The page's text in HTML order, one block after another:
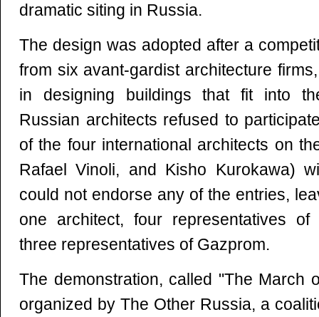
dramatic siting in Russia.
The design was adopted after a
from six avant-gardist architecture
in designing buildings that fit into
Russian architects refused to
of the four international architects on
Rafael Vinoli, and Kisho Kurokawa)
could not endorse any of the entries,
one architect, four representatives
three representatives of Gazprom.
The demonstration, called "The March
organized by The Other Russia, a